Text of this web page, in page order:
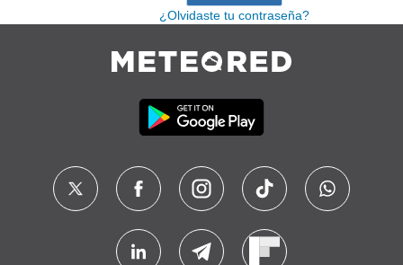
¿Olvidaste tu contraseña?